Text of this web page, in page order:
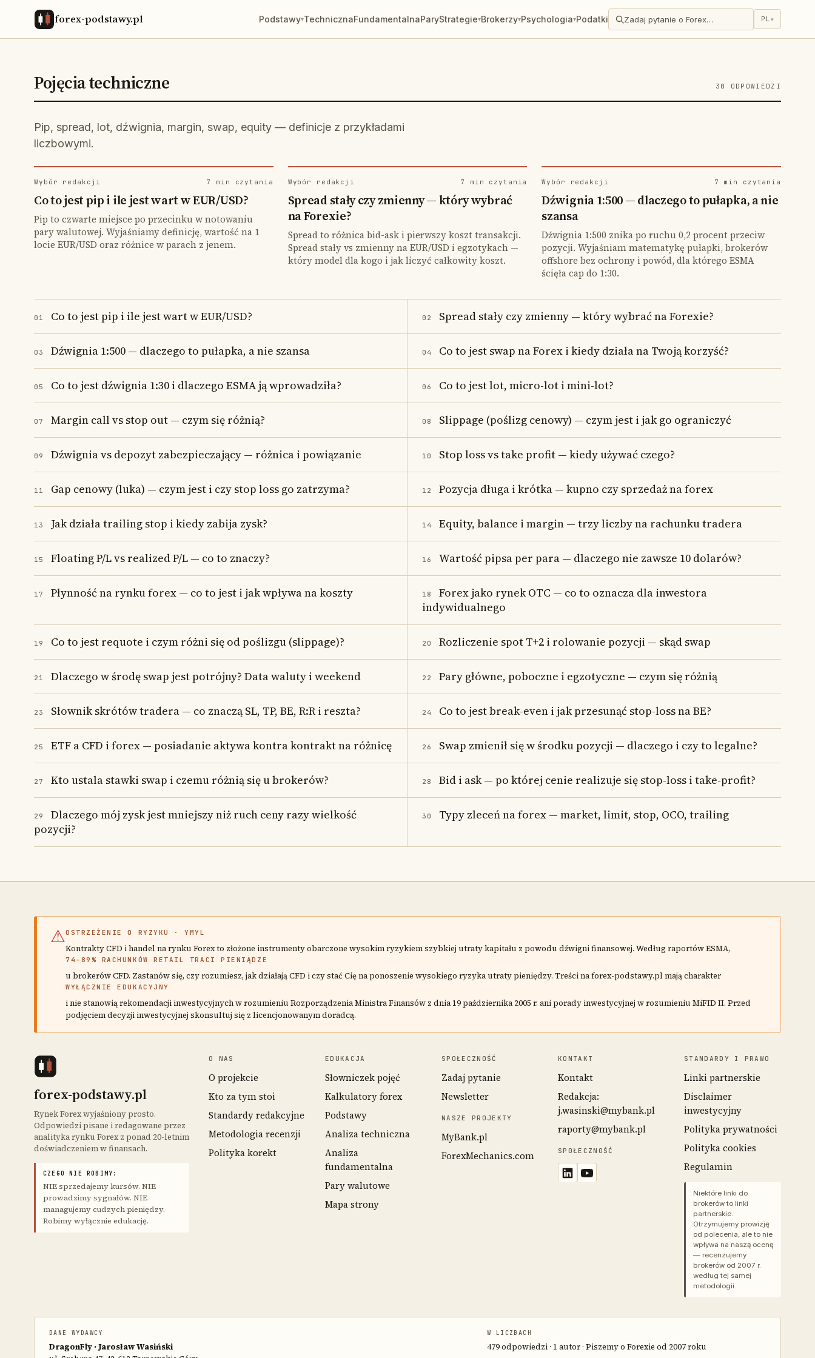
forex-podstawy.pl Podstawy▾TechnicznaFundamentalnaParyStrategie▾Brokerzy▾Psychologia▾Podatki Zadaj pytanie o Forex… PL▾
Pojęcia techniczne 30 ODPOWIEDZI
Pip, spread, lot, dźwignia, margin, swap, equity — definicje z przykładami
liczbowymi.
Wybór redakcji 7 min czytania
Co to jest pip i ile jest wart w EUR/USD?
Pip to czwarte miejsce po przecinku w notowaniu
pary walutowej. Wyjaśniamy definicję, wartość na 1
locie EUR/USD oraz różnice w parach z jenem.
Wybór redakcji 7 min czytania
Spread stały czy zmienny — który wybrać
na Forexie?
Spread to różnica bid-ask i pierwszy koszt transakcji.
Spread stały vs zmienny na EUR/USD i egzotykach —
który model dla kogo i jak liczyć całkowity koszt.
Wybór redakcji 7 min czytania
Dźwignia 1:500 — dlaczego to pułapka, a nie
szansa
Dźwignia 1:500 znika po ruchu 0,2 procent przeciw
pozycji. Wyjaśniam matematykę pułapki, brokerów
offshore bez ochrony i powód, dla którego ESMA
ścięła cap do 1:30.
01 Co to jest pip i ile jest wart w EUR/USD? 02 Spread stały czy zmienny — który wybrać na Forexie?
03 Dźwignia 1:500 — dlaczego to pułapka, a nie szansa 04 Co to jest swap na Forex i kiedy działa na Twoją korzyść?
05 Co to jest dźwignia 1:30 i dlaczego ESMA ją wprowadziła? 06 Co to jest lot, micro-lot i mini-lot?
07 Margin call vs stop out — czym się różnią? 08 Slippage (poślizg cenowy) — czym jest i jak go ograniczyć
09 Dźwignia vs depozyt zabezpieczający — różnica i powiązanie 10 Stop loss vs take profit — kiedy używać czego?
11 Gap cenowy (luka) — czym jest i czy stop loss go zatrzyma? 12 Pozycja długa i krótka — kupno czy sprzedaż na forex
13 Jak działa trailing stop i kiedy zabija zysk? 14 Equity, balance i margin — trzy liczby na rachunku tradera
15 Floating P/L vs realized P/L — co to znaczy? 16 Wartość pipsa per para — dlaczego nie zawsze 10 dolarów?
17 Płynność na rynku forex — co to jest i jak wpływa na koszty 18
Forex jako rynek OTC — co to oznacza dla inwestora
indywidualnego
19 Co to jest requote i czym różni się od poślizgu (slippage)? 20 Rozliczenie spot T+2 i rolowanie pozycji — skąd swap
21 Dlaczego w środę swap jest potrójny? Data waluty i weekend 22 Pary główne, poboczne i egzotyczne — czym się różnią
23 Słownik skrótów tradera — co znaczą SL, TP, BE, R:R i reszta? 24 Co to jest break-even i jak przesunąć stop-loss na BE?
25 ETF a CFD i forex — posiadanie aktywa kontra kontrakt na różnicę 26 Swap zmienił się w środku pozycji — dlaczego i czy to legalne?
27 Kto ustala stawki swap i czemu różnią się u brokerów? 28 Bid i ask — po której cenie realizuje się stop-loss i take-profit?
29
Dlaczego mój zysk jest mniejszy niż ruch ceny razy wielkość
pozycji?
30 Typy zleceń na forex — market, limit, stop, OCO, trailing
⚠OSTRZEŻENIE O RYZYKU · YMYL
Kontrakty CFD i handel na rynku Forex to złożone instrumenty obarczone wysokim ryzykiem szybkiej utraty kapitału z powodu dźwigni finansowej. Według raportów ESMA,
74–89% RACHUNKÓW RETAIL TRACI PIENIĄDZE
u brokerów CFD. Zastanów się, czy rozumiesz, jak działają CFD i czy stać Cię na ponoszenie wysokiego ryzyka utraty pieniędzy. Treści na forex-podstawy.pl mają charakter
WYŁĄCZNIE EDUKACYJNY
i nie stanowią rekomendacji inwestycyjnych w rozumieniu Rozporządzenia Ministra Finansów z dnia 19 października 2005 r. ani porady inwestycyjnej w rozumieniu MiFID II. Przed
podjęciem decyzji inwestycyjnej skonsultuj się z licencjonowanym doradcą.
forex-podstawy.pl
Rynek Forex wyjaśniony prosto.
Odpowiedzi pisane i redagowane przez
analityka rynku Forex z ponad 20-letnim
doświadczeniem w finansach.
CZEGO NIE ROBIMY:
NIE sprzedajemy kursów. NIE
prowadzimy sygnałów. NIE
managujemy cudzych pieniędzy.
Robimy wyłącznie edukację.
O NAS
O projekcie
Kto za tym stoi
Standardy redakcyjne
Metodologia recenzji
Polityka korekt
EDUKACJA
Słowniczek pojęć
Kalkulatory forex
Podstawy
Analiza techniczna
Analiza
fundamentalna
Pary walutowe
Mapa strony
SPOŁECZNOŚĆ
Zadaj pytanie
Newsletter
NASZE PROJEKTY
MyBank.pl
ForexMechanics.com
KONTAKT
Kontakt
Redakcja:
j.wasinski@mybank.pl
raporty@mybank.pl
SPOŁECZNOŚĆ
STANDARDY I PRAWO
Linki partnerskie
Disclaimer
inwestycyjny
Polityka prywatności
Polityka cookies
Regulamin
Niektóre linki do
brokerów to linki
partnerskie.
Otrzymujemy prowizję
od polecenia, ale to nie
wpływa na naszą ocenę
— recenzujemy
brokerów od 2007 r.
według tej samej
metodologii.
DANE WYDAWCY
DragonFly · Jarosław Wasiński
W LICZBACH
479 odpowiedzi · 1 autor · Piszemy o Forexie od 2007 roku